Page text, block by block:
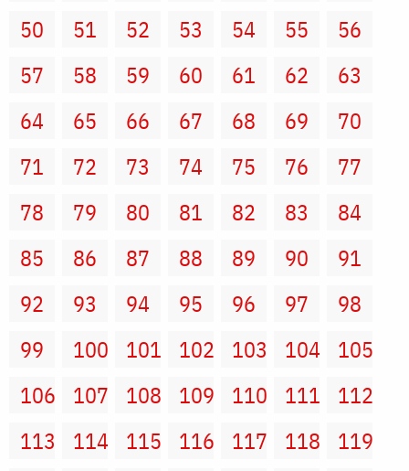
50
51 52 53 54 55
56
57
58 59 60 61 62
63
64
65 66 67 68 69
70
71
72 73 74 75 76
77
78
79 80 81 82 83
84
85
86 87 88 89 90
91
92
93 94 95 96 97
98
99
100 101 102 103 104
105
106
107 108 109 110 111
112
113
114 115 116 117 118
119